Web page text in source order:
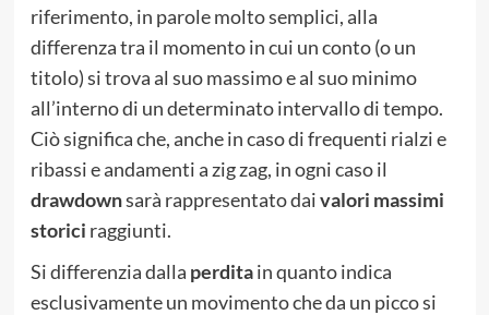
riferimento, in parole molto semplici, alla
differenza tra il momento in cui un conto (o un
titolo) si trova al suo massimo e al suo minimo
all’interno di un determinato intervallo di tempo.
Ciò significa che, anche in caso di frequenti rialzi e
ribassi e andamenti a zig zag, in ogni caso il
drawdownsarà rappresentato daivalori massimi
storici raggiunti.
Si differenzia dalla perditain quanto indica
esclusivamente un movimento che da un picco si